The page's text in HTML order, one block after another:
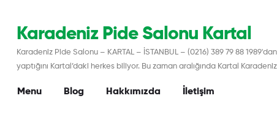
Karadeniz Pide Salonu Kartal
Karadeniz Pide Salonu – KARTAL – İSTANBUL – (0216) 389 79 88
yaptığını Kartal’daki herkes biliyor. Bu zaman aralığında Kartal
Menu Blog Hakkımızda İletişim